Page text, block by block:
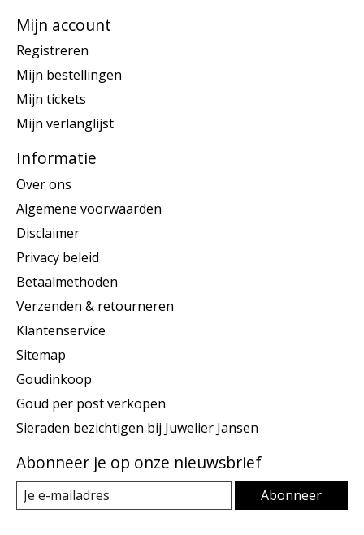
Mijn account
Registreren
Mijn bestellingen
Mijn tickets
Mijn verlanglijst
Informatie
Over ons
Algemene voorwaarden
Disclaimer
Privacy beleid
Betaalmethoden
Verzenden & retourneren
Klantenservice
Sitemap
Goudinkoop
Goud per post verkopen
Sieraden bezichtigen bij Juwelier Jansen
Abonneer je op onze nieuwsbrief
Abonneer